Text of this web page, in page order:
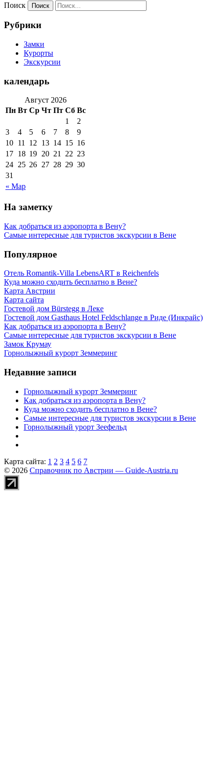
Поиск
Рубрики
Замки
Курорты
Экскурсии
календарь
Август 2026
Пн Вт Ср Чт Пт Сб Вс
« Мар
1
2
3
4 5 6 7 8
9
10 11 12 13 14 15 16
17 18 19 20 21 22 23
24 25 26 27 28 29 30
31
На заметку
Как добраться из аэропорта в Вену?
Самые интересные для туристов экскурсии в Вене
Популярное
Отель Romantik-Villa LebensART в Reichenfels
Куда можно сходить бесплатно в Вене?
Карта Австрии
Карта сайта
Гостевой дом Bürstegg в Леке
Гостевой дом Gasthaus Hotel Feldschlange в Риде (Инкрайс)
Как добраться из аэропорта в Вену?
Самые интересные для туристов экскурсии в Вене
Замок Крумау
Горнолыжный курорт Земмеринг
Недавние записи
Горнолыжный курорт Земмеринг
Как добраться из аэропорта в Вену?
Куда можно сходить бесплатно в Вене?
Самые интересные для туристов экскурсии в Вене
Горнолыжный урорт Зеефельд
Карта сайта: 1 2 3 4 5 6 7
© 2026 Справочник по Австрии — Guide-Austria.ru